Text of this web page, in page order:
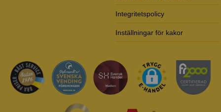
Integritetspolicy
Inställningar för kakor